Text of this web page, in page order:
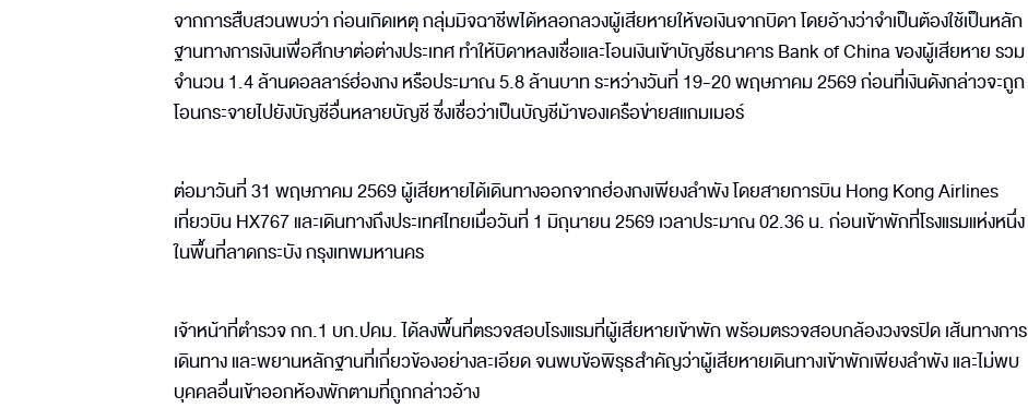
จากการสืบสวนพบว่า ก่อนเกิดเหตุ กลุ่มมิจฉาชีพได้หลอกลวงผู้เสียหายให้ขอเงินจากบิดา โดยอ้างว่าจำเป็นต้องใช้เป็นหลัก
ฐานทางการเงินเพื่อศึกษาต่อต่างประเทศ ทำให้บิดาหลงเชื่อและโอนเงินเข้าบัญชีธนาคาร Bank of China ของผู้เสียหาย รวม
จำนวน 1.4 ล้านดอลลาร์ฮ่องกง หรือประมาณ 5.8 ล้านบาท ระหว่างวันที่ 19-20 พฤษภาคม 2569 ก่อนที่เงินดังกล่าวจะถูก
โอนกระจายไปยังบัญชีอื่นหลายบัญชี ซึ่งเชื่อว่าเป็นบัญชีม้าของเครือข่ายสแกมเมอร์
ต่อมาวันที่ 31 พฤษภาคม 2569 ผู้เสียหายได้เดินทางออกจากฮ่องกงเพียงลำพัง โดยสายการบิน Hong Kong Airlines
เที่ยวบิน HX767 และเดินทางถึงประเทศไทยเมื่อวันที่ 1 มิถุนายน 2569 เวลาประมาณ 02.36 น. ก่อนเข้าพักที่โรงแรมแห่งหนึ่ง
ในพื้นที่ลาดกระบัง กรุงเทพมหานคร
เจ้าหน้าที่ตำรวจ กก.1 บก.ปคม. ได้ลงพื้นที่ตรวจสอบโรงแรมที่ผู้เสียหายเข้าพัก พร้อมตรวจสอบกล้องวงจรปิด เส้นทางการ
เดินทาง และพยานหลักฐานที่เกี่ยวข้องอย่างละเอียด จนพบข้อพิรุธสำคัญว่าผู้เสียหายเดินทางเข้าพักเพียงลำพัง และไม่พบ
บุคคลอื่นเข้าออกห้องพักตามที่ถูกกล่าวอ้าง